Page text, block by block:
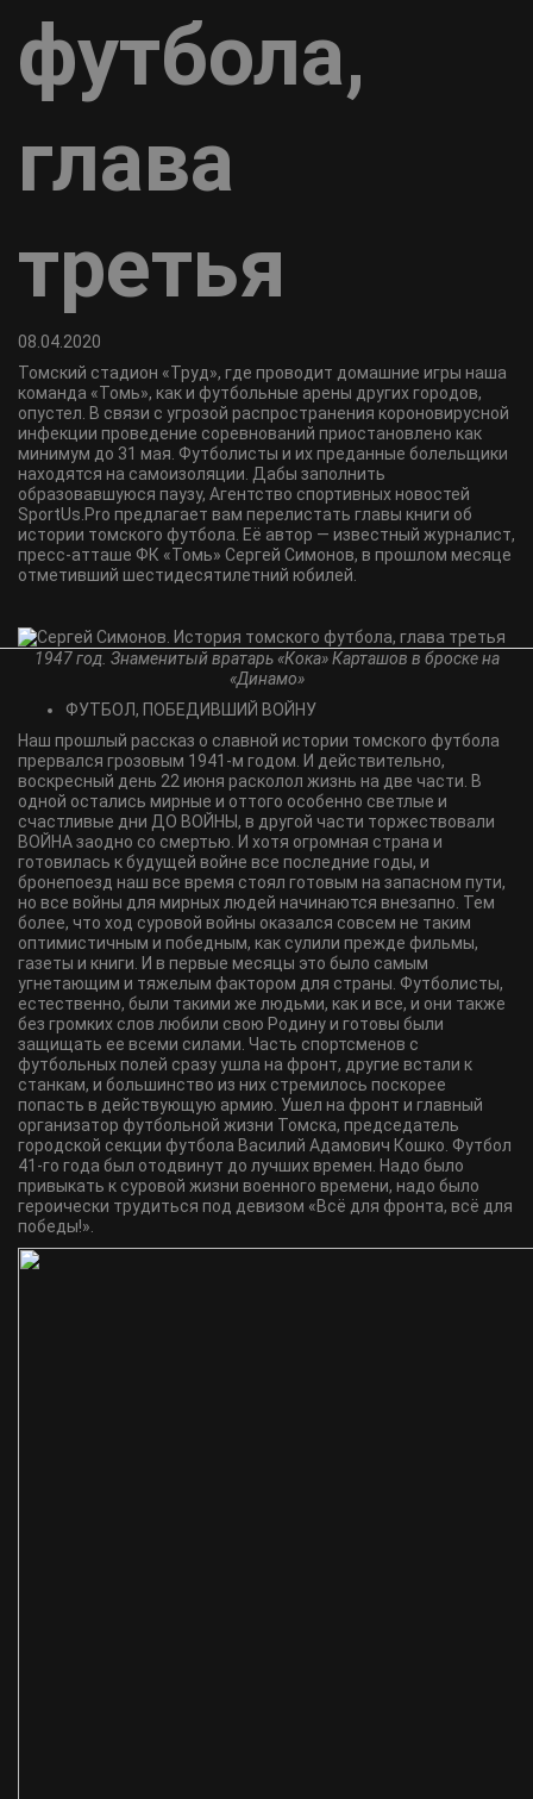
футбола,
глава
третья
08.04.2020
Томский стадион «Труд», где проводит домашние игры наша
команда «Томь», как и футбольные арены других городов,
опустел. В связи с угрозой распространения короновирусной
инфекции проведение соревнований приостановлено как
минимум до 31 мая. Футболисты и их преданные болельщики
находятся на самоизоляции. Дабы заполнить
образовавшуюся паузу, Агентство спортивных новостей
SportUs.Pro предлагает вам перелистать главы книги об
истории томского футбола. Её автор ― известный журналист,
пресс-атташе ФК «Томь» Сергей Симонов, в прошлом месяце
отметивший шестидесятилетний юбилей.
1947 год. Знаменитый вратарь «Кока» Карташов в броске на
«Динамо»
ФУТБОЛ, ПОБЕДИВШИЙ ВОЙНУ
Наш прошлый рассказ о славной истории томского футбола
прервался грозовым 1941-м годом. И действительно,
воскресный день 22 июня расколол жизнь на две части. В
одной остались мирные и оттого особенно светлые и
счастливые дни ДО ВОЙНЫ, в другой части торжествовали
ВОЙНА заодно со смертью. И хотя огромная страна и
готовилась к будущей войне все последние годы, и
бронепоезд наш все время стоял готовым на запасном пути,
но все войны для мирных людей начинаются внезапно. Тем
более, что ход суровой войны оказался совсем не таким
оптимистичным и победным, как сулили прежде фильмы,
газеты и книги. И в первые месяцы это было самым
угнетающим и тяжелым фактором для страны. Футболисты,
естественно, были такими же людьми, как и все, и они также
без громких слов любили свою Родину и готовы были
защищать ее всеми силами. Часть спортсменов с
футбольных полей сразу ушла на фронт, другие встали к
станкам, и большинство из них стремилось поскорее
попасть в действующую армию. Ушел на фронт и главный
организатор футбольной жизни Томска, председатель
городской секции футбола Василий Адамович Кошко. Футбол
41-го года был отодвинут до лучших времен. Надо было
привыкать к суровой жизни военного времени, надо было
героически трудиться под девизом «Всё для фронта, всё для
победы!».